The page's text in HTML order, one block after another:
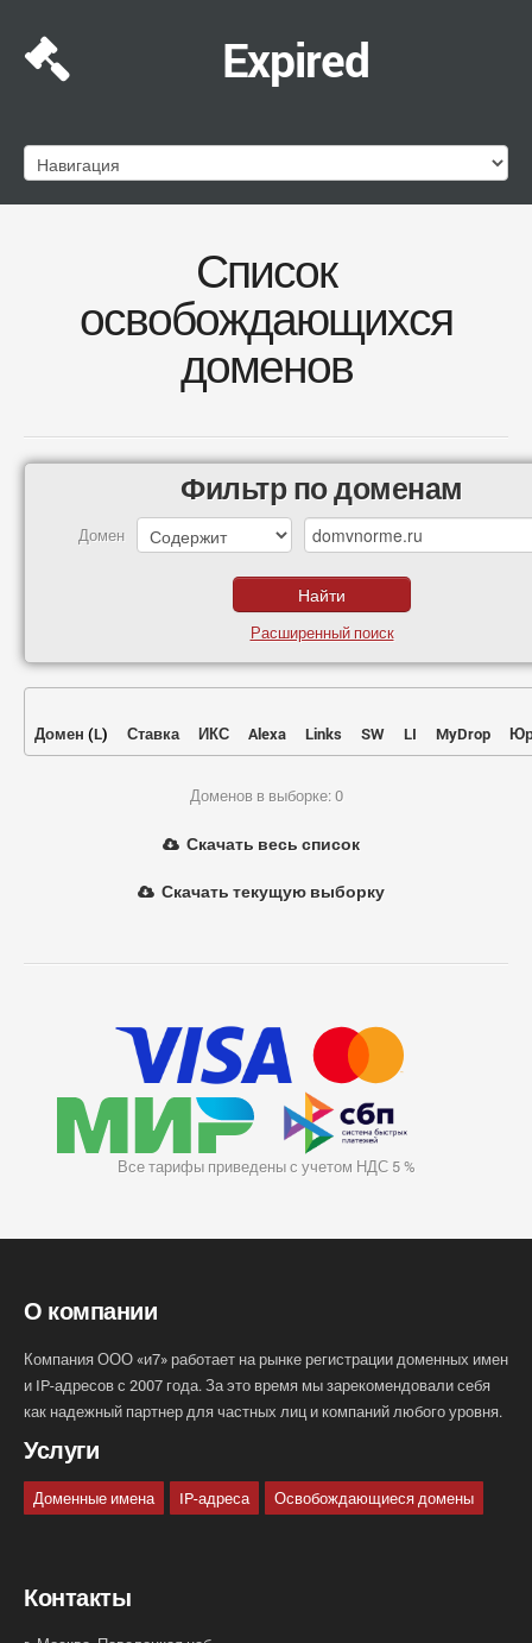
Expired
Список
освобождающихся
доменов
Фильтр по доменам
Домен
Расширенный поиск
Домен (L) Ставка ИКС Alexa Links SW LI MyDrop
Доменов в выборке: 0
Скачать весь список
Скачать текущую выборку
Все тарифы приведены с учетом НДС 5 %
О компании
Компания ООО «и7» работает на рынке регистрации доменных имен
и IP-адресов с 2007 года. За это время мы зарекомендовали себя
как надежный партнер для частных лиц и компаний любого уровня.
Услуги
Доменные имена IP-адреса Освобождающиеся домены
Контакты